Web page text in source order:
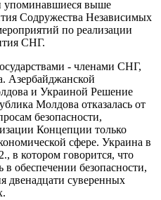
упоминавшиеся выше
Содружества Независимых
по реализации
СНГ.
- членами СНГ,
Азербайджанской
и Украиной Решение
Молдова отказалась от
безопасности,
Концепции только
сфере. Украина в
в котором говорится, что
обеспечении безопасности,
двенадцати суверенных